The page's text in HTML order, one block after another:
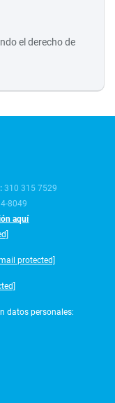
el derecho de
310 315 7529
8049
aquí
protected]
datos personales: